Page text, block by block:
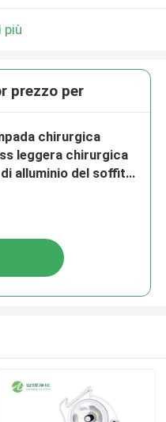
più
prezzo per
chirurgica
leggera chirurgica
alluminio del soffitto